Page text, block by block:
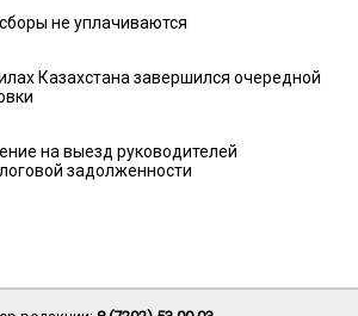
не уплачиваются
Казахстана завершился очередной
на выезд руководителей
задолженности